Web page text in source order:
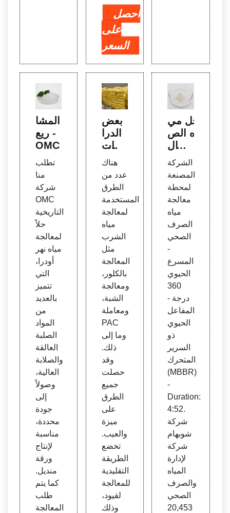
احصل
على
السعر
المشا
ريع -
OMC
تطلب
منا
شركة
OMC
التاريخية
حلاً
لمعالجة
مياه نهر
أودرا،
التي
تتميز
بالعديد
من
المواد
الصلبة
العالقة
والصلابة
العالية،
وصولاً
إلى
جودة
محددة،
مناسبة
لإنتاج
ورقة
منديل.
كما يتم
طلب
المعالجة
بعض
الدرا
سات
حول
ة مياه
الصر
ف ال
صناع
ي
هناك
عدد من
الطرق
المستخدمة
لمعالجة
مياه
الشرب
مثل
المعالجة
بالكلور،
ومعالجة
الشبة،
ومعاملة
PAC
وما إلى
ذلك.
وقد
حصلت
جميع
الطرق
على
ميزة
والعيب.
تخضع
الطريقة
التقليدية
للمعالجة
لقيود،
وذلك
حل مي
اه الص
رف ال
صناع
ي | م
عالجة
المياه
منخف
ضة ال
تكلفة
الشركة
المصنعة
لمحطة
معالجة
مياه
الصرف
الصحي
-
المسرع
الحيوي
360
درجة -
المفاعل
الحيوي
ذو
السرير
المتحرك
(MBBR)
-
Duration:
4:52.
شركة
شوبهام
شركة
لإدارة
المياه
والصرف
الصحي
20,453